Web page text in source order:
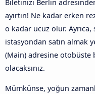
Biletinizi Berlin
ayırtın! Ne kadar erken
o kadar ucuz olur.
istasyondan satın almak
(Main) adresine
olacaksınız.
Mümkünse, yoğun